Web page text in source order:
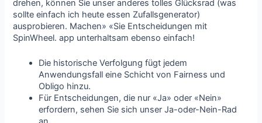
drehen, können Sie unser anderes tolles Glücksrad (was
sollte einfach ich heute essen Zufallsgenerator)
ausprobieren. Machen» «Sie Entscheidungen mit
SpinWheel. app unterhaltsam ebenso einfach!
Die historische Verfolgung fügt jedem
Anwendungsfall eine Schicht von Fairness und
Obligo hinzu.
Für Entscheidungen, die nur «Ja» oder «Nein»
erfordern, sehen Sie sich unser Ja-oder-Nein-Rad